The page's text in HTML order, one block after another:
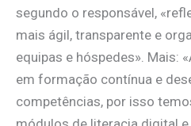
segundo o responsável,
mais ágil, transparente e
equipas e hóspedes». Mais:
em formação contínua e
competências, por isso